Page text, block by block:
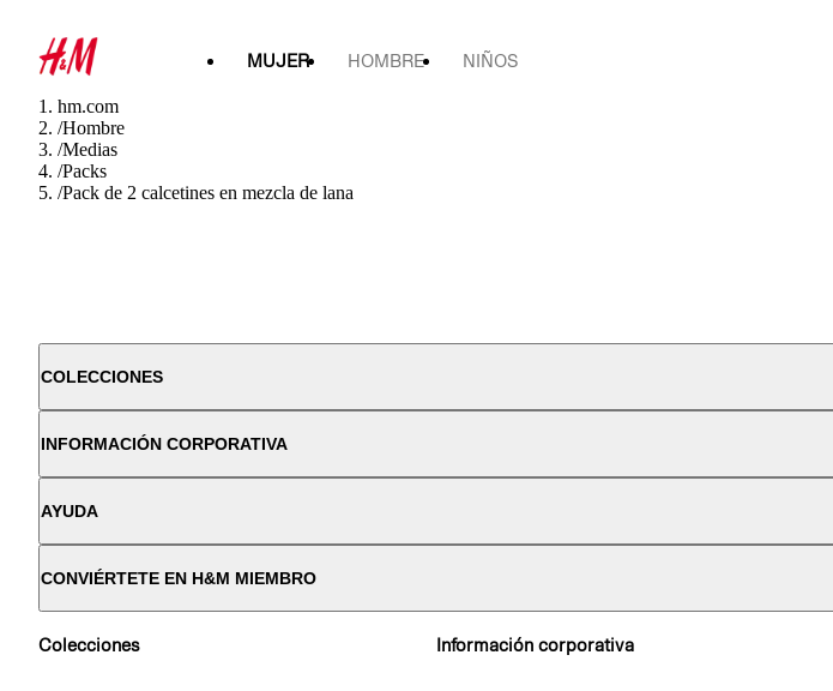
MUJER HOMBRE NIÑOS
hm.com
/Hombre
/Medias
/Packs
/Pack de 2 calcetines en mezcla de lana
COLECCIONES
INFORMACIÓN CORPORATIVA
AYUDA
CONVIÉRTETE EN H&M MIEMBRO
Colecciones Información corporativa